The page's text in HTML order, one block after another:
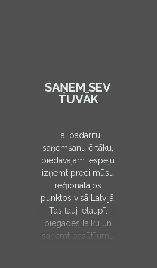
SAŅEM SEV
TUVĀK
Lai padarītu
saņemšanu ērtāku,
piedāvājam iespēju
izņemt preci mūsu
reģionālajos
punktos visā Latvijā.
Tas ļauj ietaupīt
piegādes laiku un
saņemt pasūtījumu